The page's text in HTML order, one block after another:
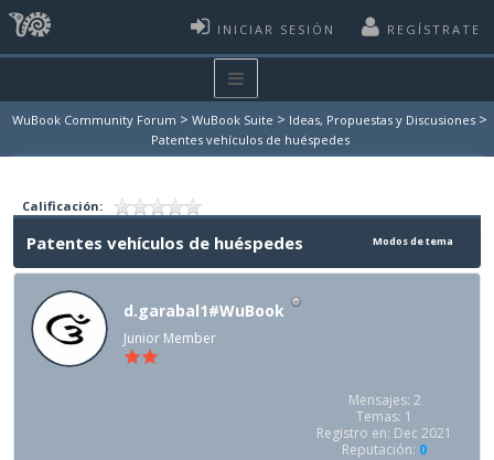
INICIAR SESIÓN REGÍSTRATE
WuBook Community Forum > WuBook Suite > Ideas, Propuestas y Discusiones >
Patentes vehículos de huéspedes
Calificación:
Modos de tema
Patentes vehículos de huéspedes
d.garabal1#WuBook
Junior Member
Mensajes: 2
Temas: 1
Registro en: Dec 2021
Reputación: 0